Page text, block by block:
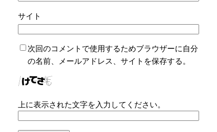
サイト
次回のコメントで使用するためブラウザーに自分
の名前、メールアドレス、サイトを保存する。
上に表示された文字を入力してください。